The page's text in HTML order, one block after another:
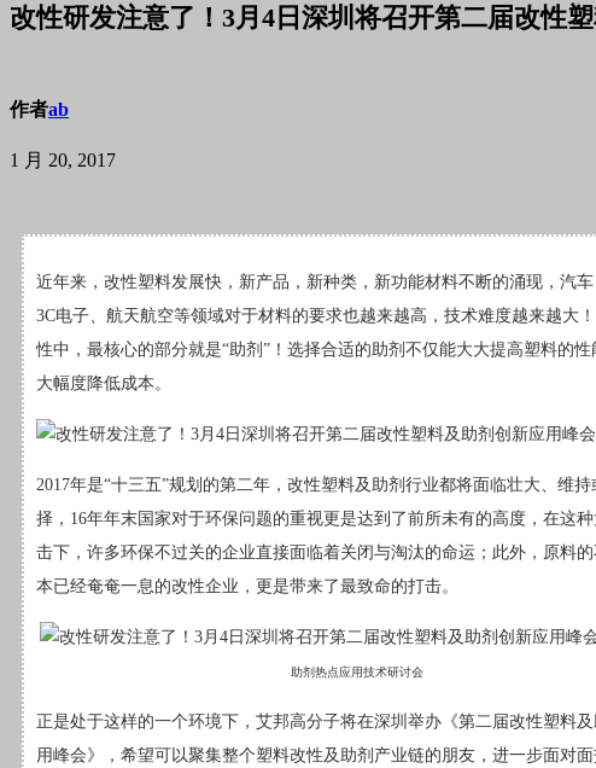
改性研发注意了！3月4日深圳将召开第二届改性
作者ab
1 月 20, 2017
近年来，改性塑料发展快，新产品，新种类，新功能材料不断的涌现，汽车
3C电子、航天航空等领域对于材料的要求也越来越高，技术难度越来越大
性中，最核心的部分就是“助剂”！选择合适的助剂不仅能大大提高塑料的性
大幅度降低成本。
2017年是“十三五”规划的第二年，改性塑料及助剂行业都将面临壮大、维
择，16年年末国家对于环保问题的重视更是达到了前所未有的高度，在这
击下，许多环保不过关的企业直接面临着关闭与淘汰的命运；此外，原料
本已经奄奄一息的改性企业，更是带来了最致命的打击。
助剂热点应用技术研讨会
正是处于这样的一个环境下，艾邦高分子将在深圳举办《第二届改性塑料
用峰会》，希望可以聚集整个塑料改性及助剂产业链的朋友，进一步面对面